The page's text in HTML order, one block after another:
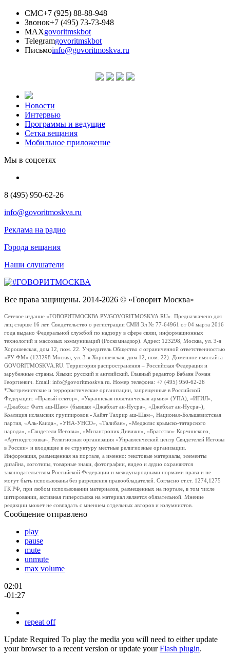
СМС+7 (925) 88-88-948
Звонок+7 (495) 73-73-948
MAXgovoritmskbot
Telegramgovoritmskbot
Письмоinfo@govoritmoskva.ru
Новости
Интервью
Программы и ведущие
Сетка вещания
Мобильное приложение
Мы в соцсетях
8 (495) 950-62-26
info@govoritmoskva.ru
Реклама на радио
Города вещания
Наши слушатели
Все права защищены. 2014-2026 © «Говорит Москва»
Сетевое издание «ГОВОРИТМОСКВА.РУ/GOVORITMOSKVA.RU». Предназначено для
лиц старше 16 лет. Свидетельство о регистрации СМИ Эл № 77-64961 от 04 марта 2016
года выдано Федеральной службой по надзору в сфере связи, информационных
технологий и массовых коммуникаций (Роскомнадзор). Адрес: 123298, Москва, ул. 3-я
Хорошевская, дом 12, пом. 22. Учредитель Общество с ограниченной ответственностью
«РУ ФМ» (123298 Москва, ул. 3-я Хорошевская, дом 12, пом. 22). Доменное имя сайта
GOVORITMOSKVA.RU. Территория распространения – Российская Федерация и
зарубежные страны. Языки: русский и английский. Главный редактор Бабаян Роман
Георгиевич. Email: info@govoritmoskva.ru. Номер телефона: +7 (495) 950-62-26
*Экстремистские и террористические организации, запрещенные в Российской
Федерации: «Правый сектор», «Украинская повстанческая армия» (УПА), «ИГИЛ»,
«Джабхат Фатх аш-Шам» (бывшая «Джабхат ан-Нусра», «Джебхат ан-Нусра»),
Коалиция исламских группировок «Хайят Тахрир аш-Шам», Национал-Большевистская
партия, «Аль-Каида», «УНА-УНСО», «Талибан», «Меджлис крымско-татарского
народа», «Свидетели Иеговы», «Мизантропик Дивижн», «Братство» Корчинского,
«Артподготовка», Религиозная организация «Управленческий центр Свидетелей Иеговы
в России» и входящие в ее структуру местные религиозные организации.
Информация, размещенная на портале, а именно: текстовые материалы, элементы
дизайна, логотипы, товарные знаки, фотографии, видео и аудио охраняются
законодательством Российской Федерации и международными нормами права и не
могут быть использованы без разрешения правообладателей. Согласно ст.ст. 1274,1275
ГК РФ, при любом использовании материалов, размещенных на портале, в том числе
цитировании, активная гиперссылка на материал является обязательной. Мнение
редакции может не совпадать с мнением отдельных авторов и колумнистов.
Сообщение отправлено
play
pause
mute
unmute
max volume
02:01
-01:27
repeat off
Update Required To play the media you will need to either update
your browser to a recent version or update yourFlash plugin.